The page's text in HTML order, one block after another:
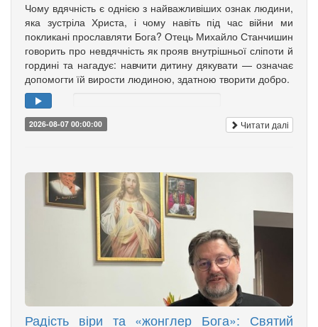
Чому вдячність є однією з найважливіших ознак людини,
яка зустріла Христа, і чому навіть під час війни ми
покликані прославляти Бога? Отець Михайло Станчишин
говорить про невдячність як прояв внутрішньої сліпоти й
гордині та нагадує: навчити дитину дякувати — означає
допомогти їй вирости людиною, здатною творити добро.
2026-08-07 00:00:00 Читати далі
Радість віри та «жонглер Бога»: Святий